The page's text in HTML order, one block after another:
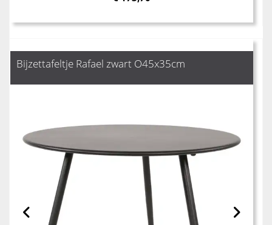
Bijzettafeltje Rafael zwart O45x35cm